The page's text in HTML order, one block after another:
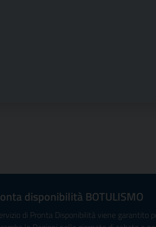
disponibilità BOTULISMO
di Pronta Disponibilità viene garantito